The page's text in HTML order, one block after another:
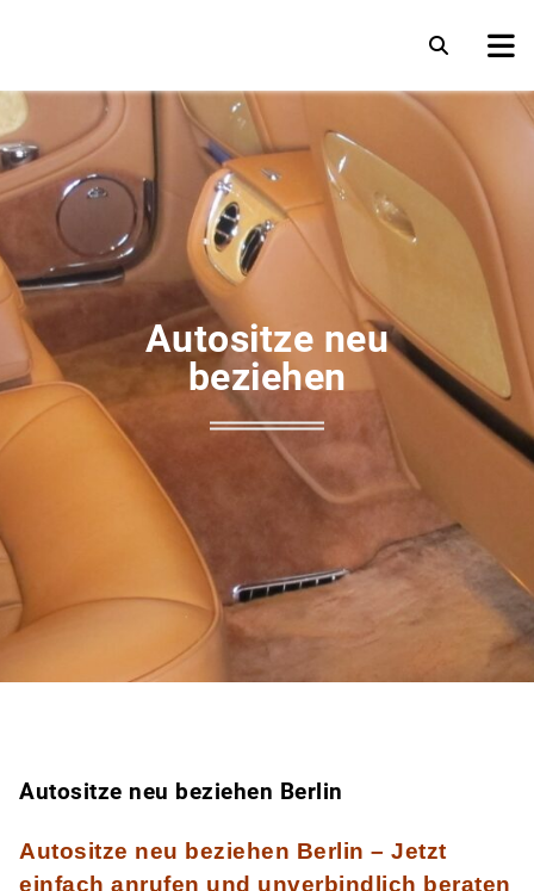
Autositze neu
beziehen
Autositze neu beziehen Berlin
Autositze neu beziehen Berlin – Jetzt
einfach anrufen und unverbindlich beraten